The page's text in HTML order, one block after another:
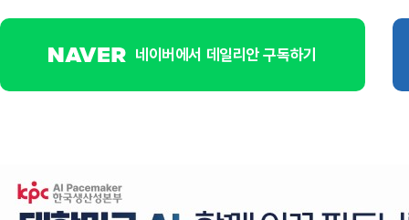
네이버에서 데일리안 구독하기